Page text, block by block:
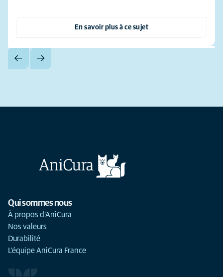
En savoir plus à ce sujet
Qui sommes nous
À propos d'AniCura
Nos valeurs
Durabilité
L'équipe AniCura France